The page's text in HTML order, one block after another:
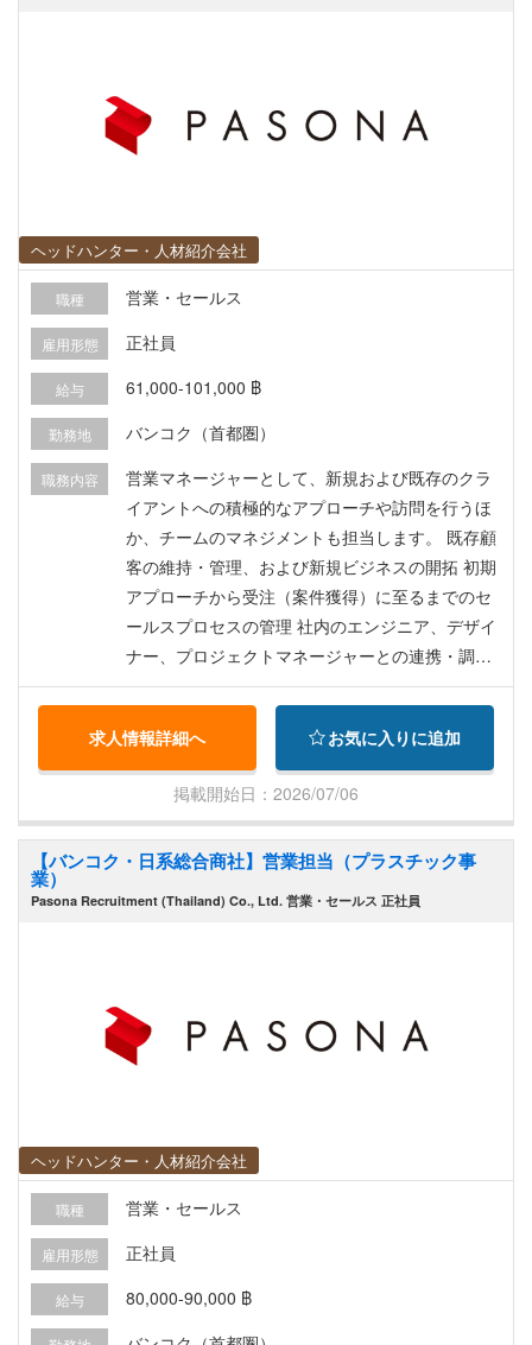
ヘッドハンター・人材紹介会社
職種 営業・セールス
雇用形態 正社員
給与 61,000-101,000 ฿
勤務地 バンコク（首都圏）
職務内容
営業マネージャーとして、新規および既存のクラ
イアントへの積極的なアプローチや訪問を行うほ
か、チームのマネジメントも担当します。 既存顧
客の維持・管理、および新規ビジネスの開拓 初期
アプローチから受注（案件獲得）に至るまでのセ
ールスプロセスの管理 社内のエンジニア、デザイ
ナー、プロジェクトマネージャーとの連携・調整
プレイングマネージャーとして、チーム（メンバ
ー2名）を牽引しながら、自らも積極的に営業活動
を行う
求人情報詳細へ お気に入りに追加
掲載開始日：2026/07/06
【バンコク・日系総合商社】営業担当（プラスチック事
業）
Pasona Recruitment (Thailand) Co., Ltd. 営業・セールス 正社員
ヘッドハンター・人材紹介会社
職種 営業・セールス
雇用形態 正社員
給与 80,000-90,000 ฿